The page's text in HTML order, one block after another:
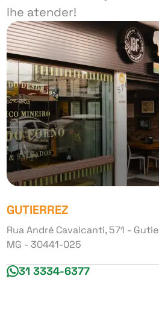
lhe atender!
GUTIERREZ
Rua André Cavalcanti, 571 -
MG - 30441-025
31 3334-6377